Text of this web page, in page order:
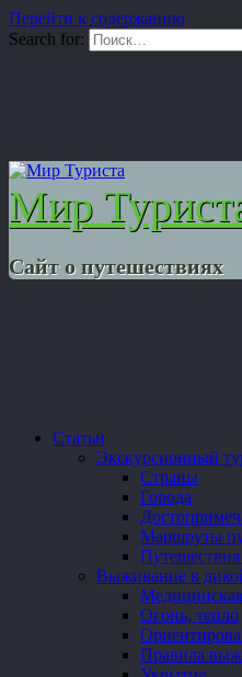
Перейти к содержанию
Search for:
Мир
Сайт о путешествиях
Статьи
Экскурсионный
Страны
Города
Маршруты
Выживание в
Огонь, тепло
Правила